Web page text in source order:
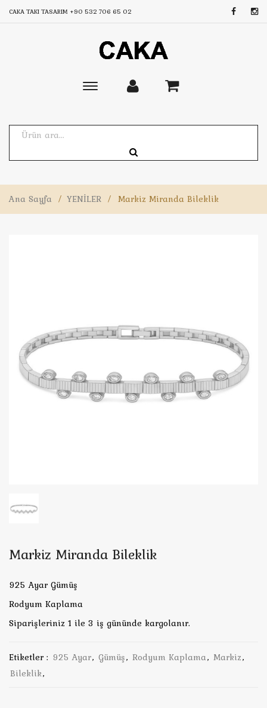
CAKA TAKI TASARIM +90 532 706 65 02
Toggle
Ana Sayfa / YENİLER / Markiz Miranda Bileklik
Markiz Miranda Bileklik
925 Ayar Gümüş
Rodyum Kaplama
Siparişleriniz 1 ile 3 iş gününde kargolanır.
Etiketler : 925 Ayar, Gümüş, Rodyum Kaplama, Markiz,
Bileklik,